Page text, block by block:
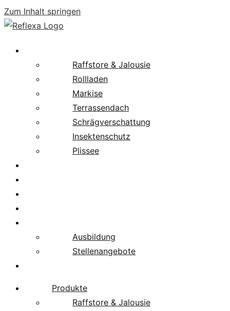
Zum Inhalt springen
Raffstore & Jalousie
Rollladen
Markise
Terrassendach
Schrägverschattung
Insektenschutz
Plissee
Ausbildung
Stellenangebote
Produkte
Raffstore & Jalousie